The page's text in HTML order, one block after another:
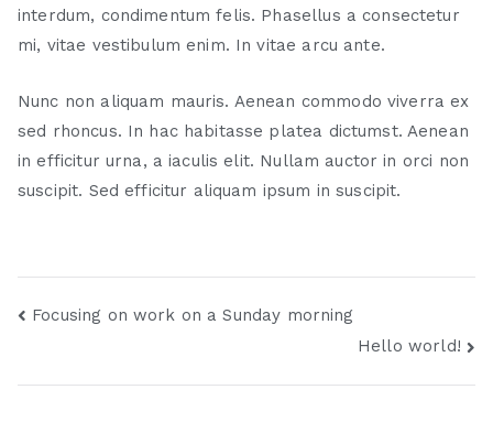
interdum, condimentum felis. Phasellus a consectetur
mi, vitae vestibulum enim. In vitae arcu ante.
Nunc non aliquam mauris. Aenean commodo viverra ex
sed rhoncus. In hac habitasse platea dictumst. Aenean
in efficitur urna, a iaculis elit. Nullam auctor in orci non
suscipit. Sed efficitur aliquam ipsum in suscipit.
Navegación
Focusing on work on a Sunday morning
Hello world!